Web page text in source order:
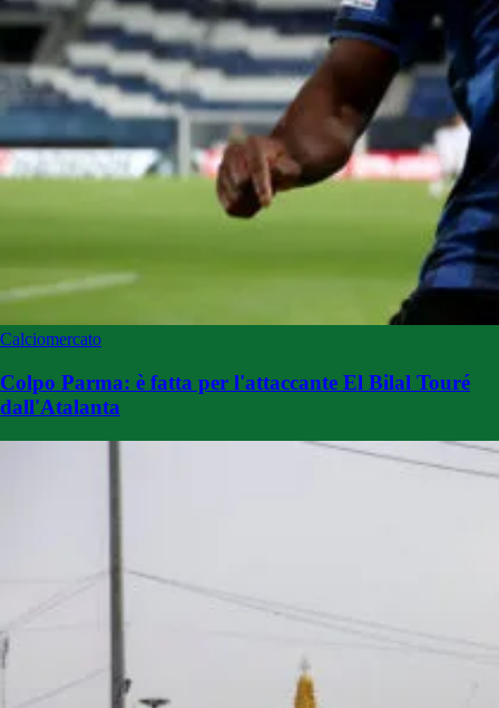
Calciomercato
Colpo Parma: è fatta per l'attaccante El Bilal Touré
dall'Atalanta